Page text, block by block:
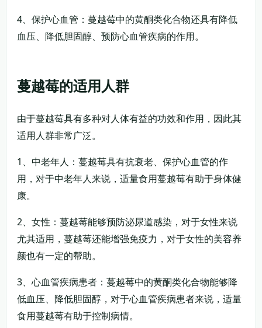
4、保护心血管：蔓越莓中的黄酮类化合物还具有降低
血压、降低胆固醇、预防心血管疾病的作用。
蔓越莓的适用人群
由于蔓越莓具有多种对人体有益的功效和作用，因此其
适用人群非常广泛。
1、中老年人：蔓越莓具有抗衰老、保护心血管的作
用，对于中老年人来说，适量食用蔓越莓有助于身体健
康。
2、女性：蔓越莓能够预防泌尿道感染，对于女性来说
尤其适用，蔓越莓还能增强免疫力，对于女性的美容养
颜也有一定的帮助。
3、心血管疾病患者：蔓越莓中的黄酮类化合物能够降
低血压、降低胆固醇，对于心血管疾病患者来说，适量
食用蔓越莓有助于控制病情。